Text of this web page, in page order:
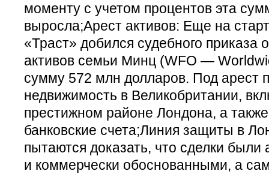
моменту с учетом процентов эта
выросла;Арест активов: Еще на
«Траст» добился судебного приказа
активов семьи Минц (WFO —
сумму 572 млн долларов. Под арест
недвижимость в Великобритании,
престижном районе Лондона, а
банковские счета;Линия защиты в
пытаются доказать, что сделки
и коммерчески обоснованными, а